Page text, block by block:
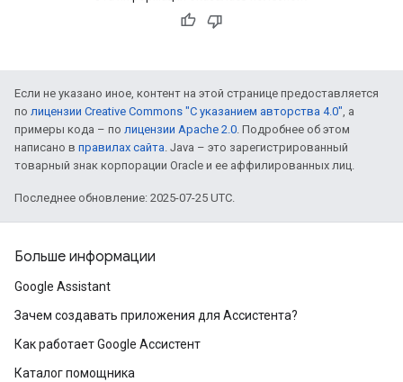
Если не указано иное, контент на этой странице предоставляется
по лицензии Creative Commons "С указанием авторства 4.0", а
примеры кода – по лицензии Apache 2.0. Подробнее об этом
написано в правилах сайта. Java – это зарегистрированный
товарный знак корпорации Oracle и ее аффилированных лиц.
Последнее обновление: 2025-07-25 UTC.
Больше информации
Google Assistant
Зачем создавать приложения для Ассистента?
Как работает Google Ассистент
Каталог помощника